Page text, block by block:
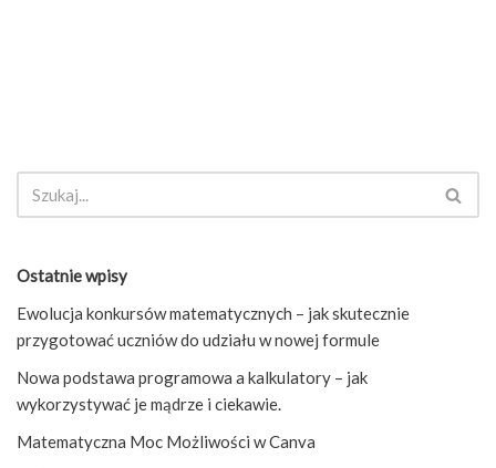
Ostatnie wpisy
Ewolucja konkursów matematycznych – jak skutecznie
przygotować uczniów do udziału w nowej formule
Nowa podstawa programowa a kalkulatory – jak
wykorzystywać je mądrze i ciekawie.
Matematyczna Moc Możliwości w Canva